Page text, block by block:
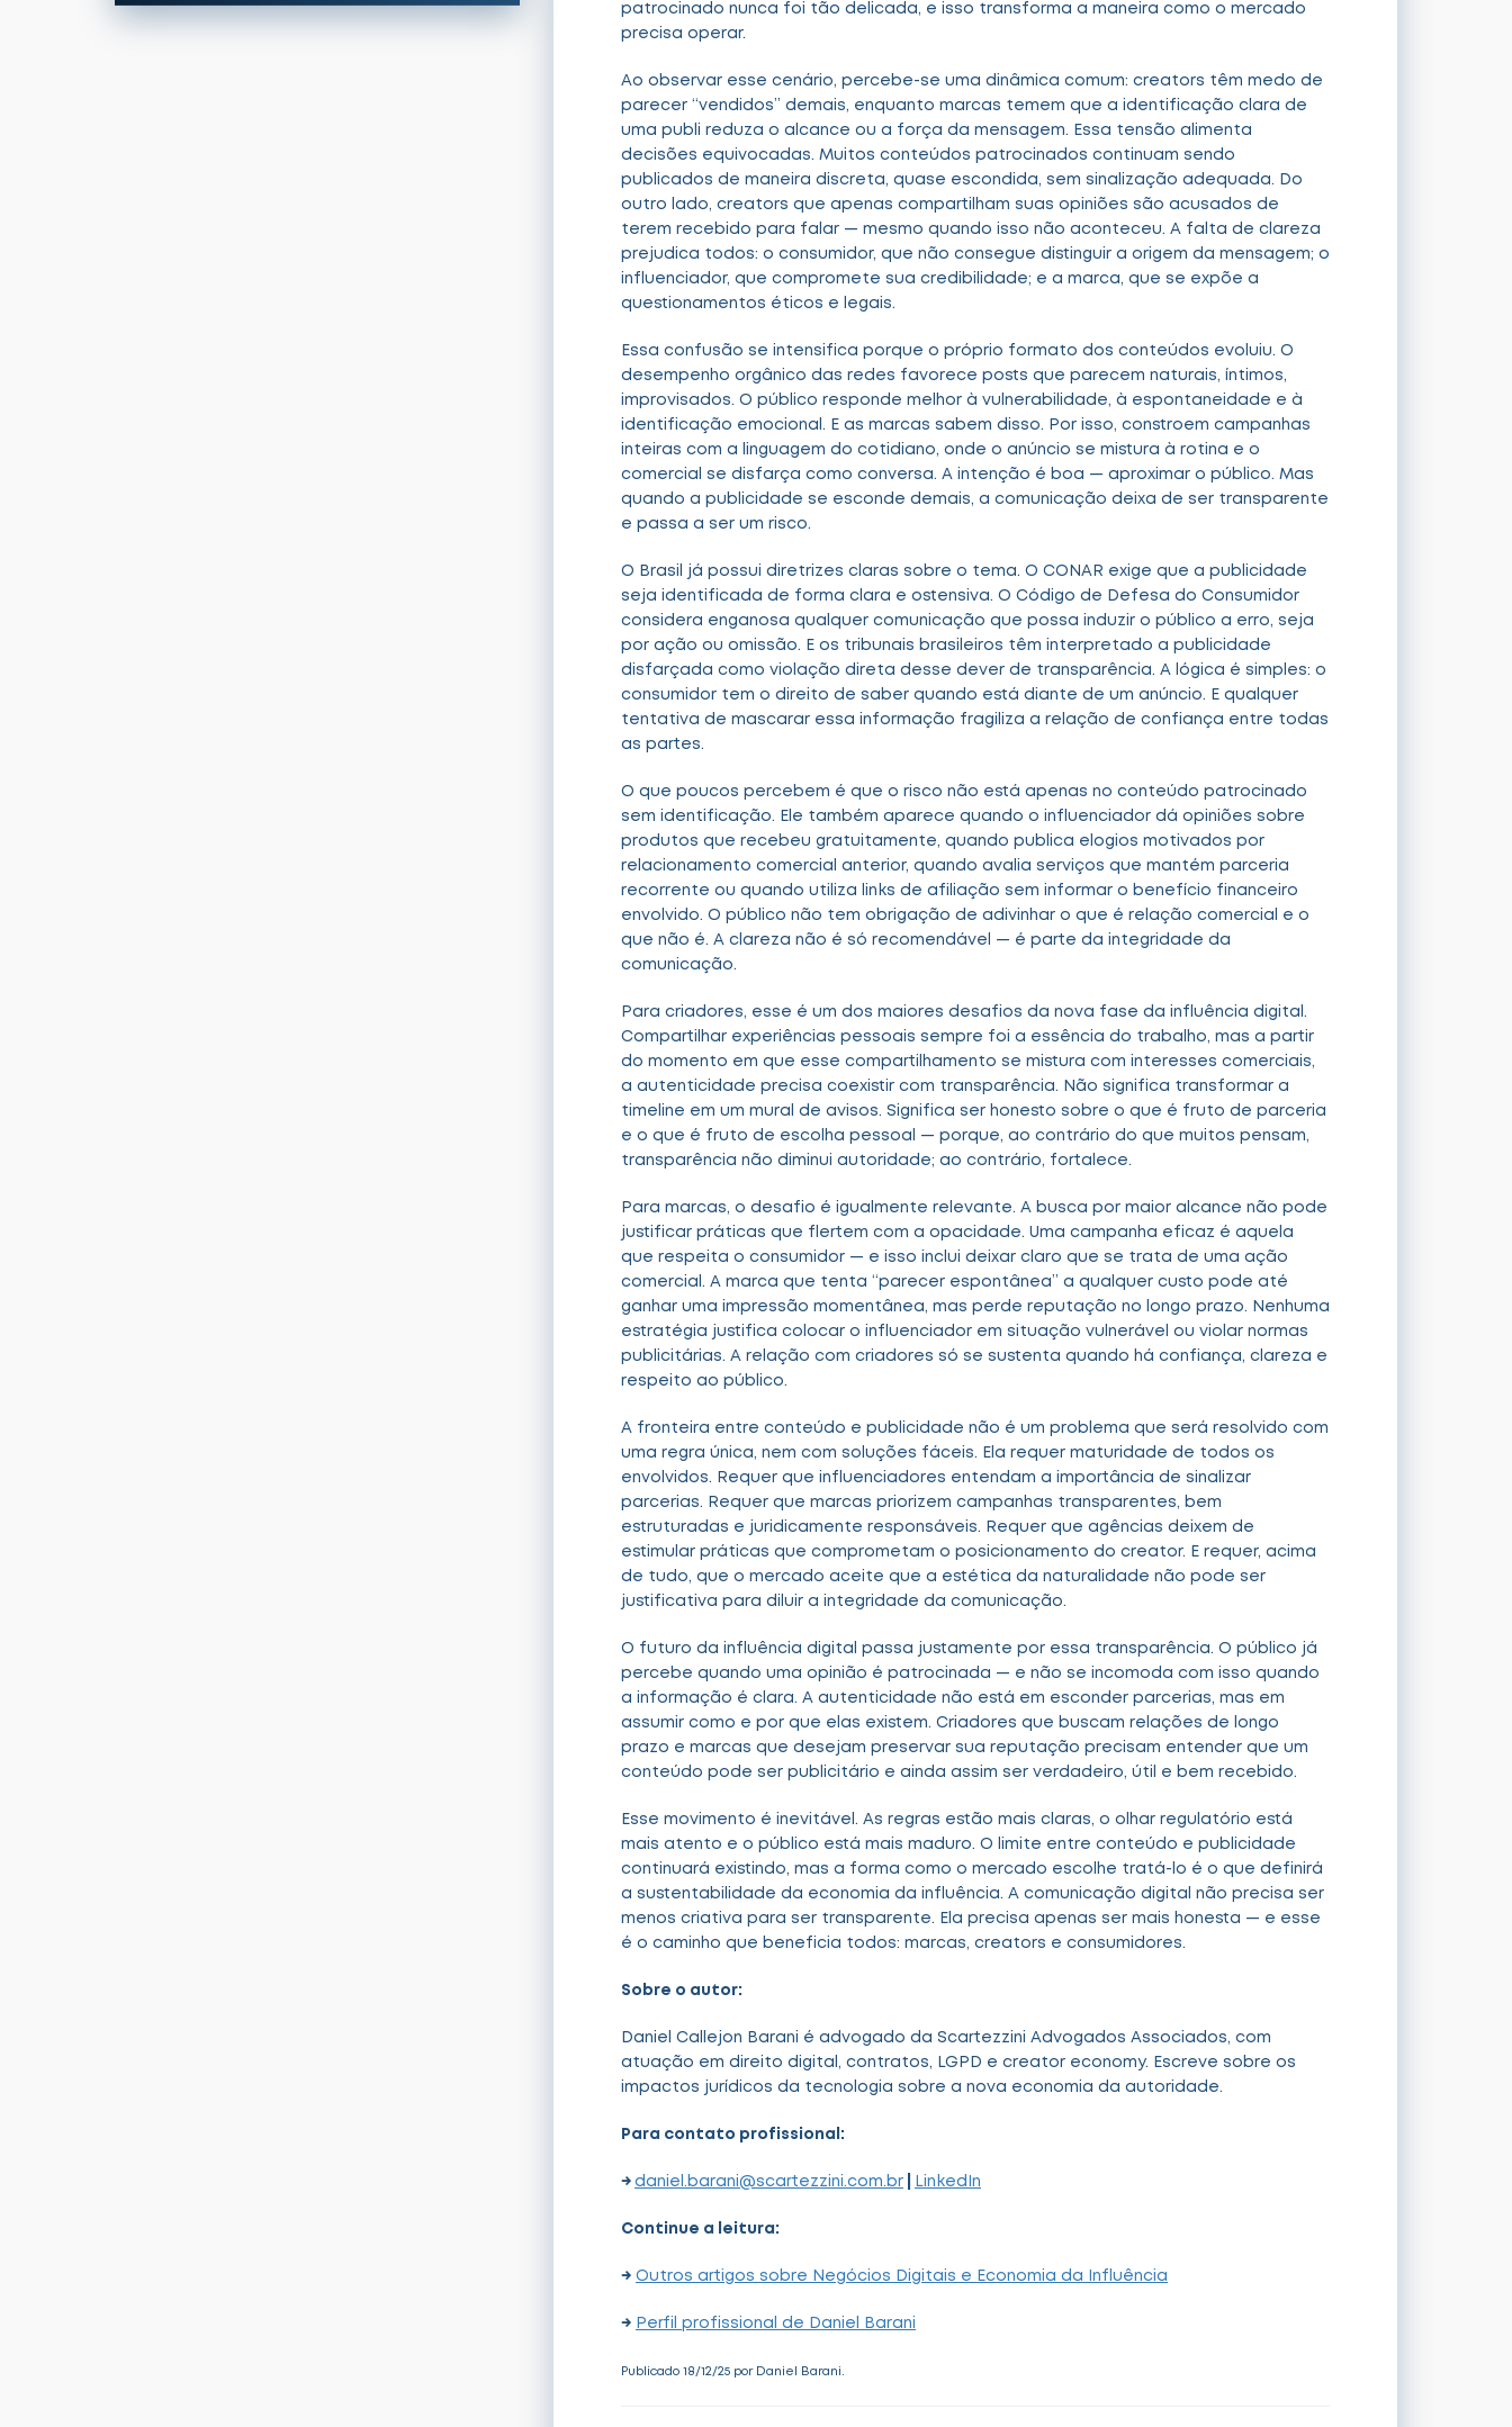
patrocinado nunca foi tão delicada, e isso transforma a maneira como o mercado
precisa operar.
Ao observar esse cenário, percebe-se uma dinâmica comum: creators têm medo de
parecer “vendidos” demais, enquanto marcas temem que a identificação clara de
uma publi reduza o alcance ou a força da mensagem. Essa tensão alimenta
decisões equivocadas. Muitos conteúdos patrocinados continuam sendo
publicados de maneira discreta, quase escondida, sem sinalização adequada. Do
outro lado, creators que apenas compartilham suas opiniões são acusados de
terem recebido para falar — mesmo quando isso não aconteceu. A falta de clareza
prejudica todos: o consumidor, que não consegue distinguir a origem da mensagem; o
influenciador, que compromete sua credibilidade; e a marca, que se expõe a
questionamentos éticos e legais.
Essa confusão se intensifica porque o próprio formato dos conteúdos evoluiu. O
desempenho orgânico das redes favorece posts que parecem naturais, íntimos,
improvisados. O público responde melhor à vulnerabilidade, à espontaneidade e à
identificação emocional. E as marcas sabem disso. Por isso, constroem campanhas
inteiras com a linguagem do cotidiano, onde o anúncio se mistura à rotina e o
comercial se disfarça como conversa. A intenção é boa — aproximar o público. Mas
quando a publicidade se esconde demais, a comunicação deixa de ser transparente
e passa a ser um risco.
O Brasil já possui diretrizes claras sobre o tema. O CONAR exige que a publicidade
seja identificada de forma clara e ostensiva. O Código de Defesa do Consumidor
considera enganosa qualquer comunicação que possa induzir o público a erro, seja
por ação ou omissão. E os tribunais brasileiros têm interpretado a publicidade
disfarçada como violação direta desse dever de transparência. A lógica é simples: o
consumidor tem o direito de saber quando está diante de um anúncio. E qualquer
tentativa de mascarar essa informação fragiliza a relação de confiança entre todas
as partes.
O que poucos percebem é que o risco não está apenas no conteúdo patrocinado
sem identificação. Ele também aparece quando o influenciador dá opiniões sobre
produtos que recebeu gratuitamente, quando publica elogios motivados por
relacionamento comercial anterior, quando avalia serviços que mantém parceria
recorrente ou quando utiliza links de afiliação sem informar o benefício financeiro
envolvido. O público não tem obrigação de adivinhar o que é relação comercial e o
que não é. A clareza não é só recomendável — é parte da integridade da
comunicação.
Para criadores, esse é um dos maiores desafios da nova fase da influência digital.
Compartilhar experiências pessoais sempre foi a essência do trabalho, mas a partir
do momento em que esse compartilhamento se mistura com interesses comerciais,
a autenticidade precisa coexistir com transparência. Não significa transformar a
timeline em um mural de avisos. Significa ser honesto sobre o que é fruto de parceria
e o que é fruto de escolha pessoal — porque, ao contrário do que muitos pensam,
transparência não diminui autoridade; ao contrário, fortalece.
Para marcas, o desafio é igualmente relevante. A busca por maior alcance não pode
justificar práticas que flertem com a opacidade. Uma campanha eficaz é aquela
que respeita o consumidor — e isso inclui deixar claro que se trata de uma ação
comercial. A marca que tenta “parecer espontânea” a qualquer custo pode até
ganhar uma impressão momentânea, mas perde reputação no longo prazo. Nenhuma
estratégia justifica colocar o influenciador em situação vulnerável ou violar normas
publicitárias. A relação com criadores só se sustenta quando há confiança, clareza e
respeito ao público.
A fronteira entre conteúdo e publicidade não é um problema que será resolvido com
uma regra única, nem com soluções fáceis. Ela requer maturidade de todos os
envolvidos. Requer que influenciadores entendam a importância de sinalizar
parcerias. Requer que marcas priorizem campanhas transparentes, bem
estruturadas e juridicamente responsáveis. Requer que agências deixem de
estimular práticas que comprometam o posicionamento do creator. E requer, acima
de tudo, que o mercado aceite que a estética da naturalidade não pode ser
justificativa para diluir a integridade da comunicação.
O futuro da influência digital passa justamente por essa transparência. O público já
percebe quando uma opinião é patrocinada — e não se incomoda com isso quando
a informação é clara. A autenticidade não está em esconder parcerias, mas em
assumir como e por que elas existem. Criadores que buscam relações de longo
prazo e marcas que desejam preservar sua reputação precisam entender que um
conteúdo pode ser publicitário e ainda assim ser verdadeiro, útil e bem recebido.
Esse movimento é inevitável. As regras estão mais claras, o olhar regulatório está
mais atento e o público está mais maduro. O limite entre conteúdo e publicidade
continuará existindo, mas a forma como o mercado escolhe tratá-lo é o que definirá
a sustentabilidade da economia da influência. A comunicação digital não precisa ser
menos criativa para ser transparente. Ela precisa apenas ser mais honesta — e esse
é o caminho que beneficia todos: marcas, creators e consumidores.
Sobre o autor:
Daniel Callejon Barani é advogado da Scartezzini Advogados Associados, com
atuação em direito digital, contratos, LGPD e creator economy. Escreve sobre os
impactos jurídicos da tecnologia sobre a nova economia da autoridade.
Para contato profissional:
→ daniel.barani@scartezzini.com.br LinkedIn
Continue a leitura:
→ Outros artigos sobre Negócios Digitais e Economia da Influência
→ Perfil profissional de Daniel Barani
Publicado 18/12/25 por Daniel Barani.